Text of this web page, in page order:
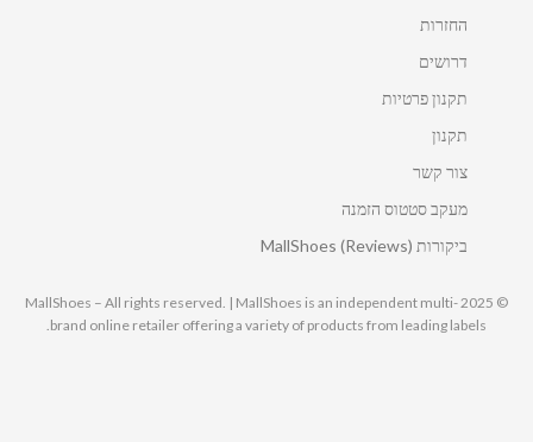
החזרות
דרושים
תקנון פרטיות
תקנון
צור קשר
מעקב סטטוס הזמנה
ביקורות MallShoes (Reviews)
© 2025 MallShoes – All rights reserved. | MallShoes is an independent multi-
brand online retailer offering a variety of products from leading labels.